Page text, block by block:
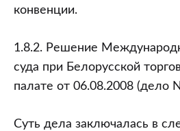
конвенции.
1.8.2. Решение
суда при Белорусской
палате от 06.08.2008 (дело
Суть дела заключалась в